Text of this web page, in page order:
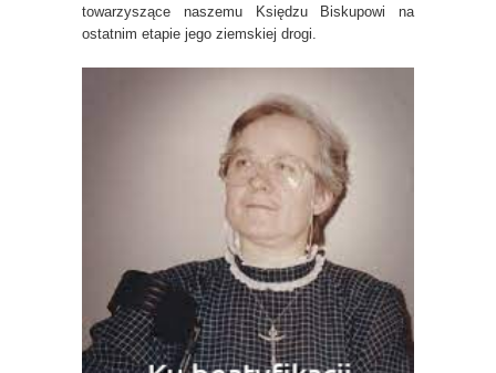
towarzyszące naszemu Księdzu Biskupowi na
ostatnim etapie jego ziemskiej drogi.